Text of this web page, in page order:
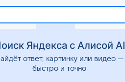
Гороскопы Стиль жизни
Яндекса с Алисой AI
ответ, картинку или видео —
быстро и точно